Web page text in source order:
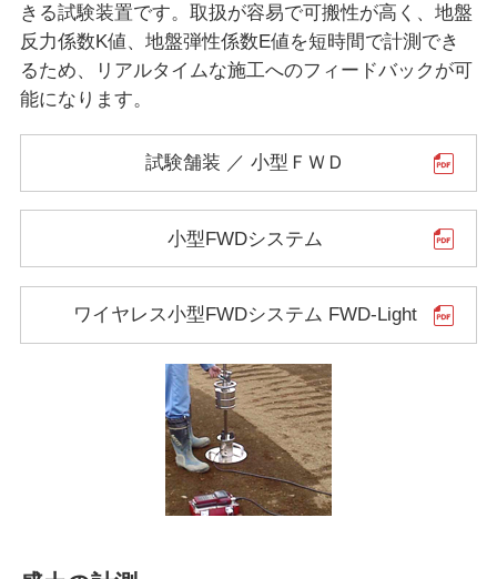
きる試験装置です。取扱が容易で可搬性が高く、地盤
反力係数K値、地盤弾性係数E値を短時間で計測でき
るため、リアルタイムな施工へのフィードバックが可
能になります。
試験舗装 ／ 小型ＦＷＤ
小型FWDシステム
ワイヤレス小型FWDシステム FWD-Light